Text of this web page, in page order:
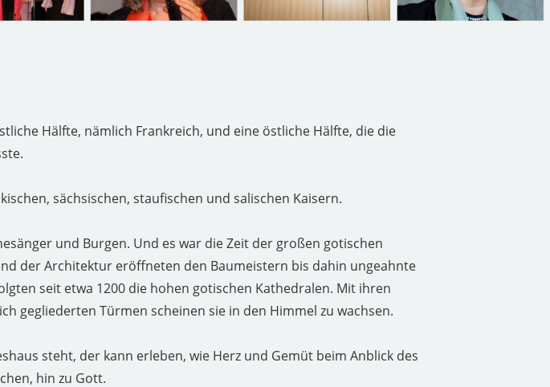
Hälfte, nämlich Frankreich, und eine östliche Hälfte, die die
sächsischen, staufischen und salischen Kaisern.
und Burgen. Und es war die Zeit der großen gotischen
der Architektur eröffneten den Baumeistern bis dahin ungeahnte
seit etwa 1200 die hohen gotischen Kathedralen. Mit ihren
gegliederten Türmen scheinen sie in den Himmel zu wachsen.
steht, der kann erleben, wie Herz und Gemüt beim Anblick des
hin zu Gott.